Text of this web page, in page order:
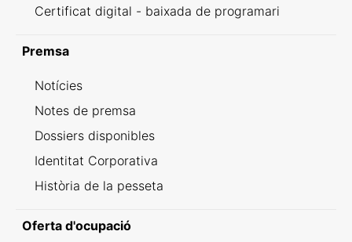
Certificat digital - baixada de programari
Premsa
Notícies
Notes de premsa
Dossiers disponibles
Identitat Corporativa
Història de la pesseta
Oferta d'ocupació